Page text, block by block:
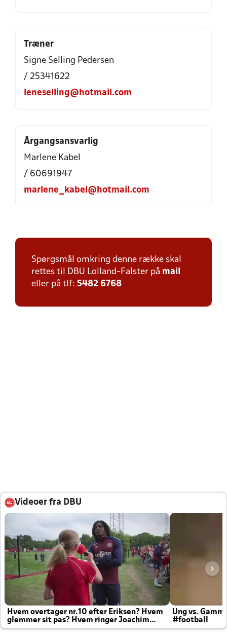
Træner
Signe Selling Pedersen
/ 25341622
leneselling@hotmail.com
Årgangsansvarlig
Marlene Kabel
/ 60691947
marlene_kabel@hotmail.com
Spørgsmål omkring denne række skal
rettes til DBU Lolland-Falster på mail
eller på tlf: 5482 6768
Videoer fra DBU
Hvem overtager nr.10 efter Eriksen? Hvem
glemmer sit pas? Hvem ringer Joachim
altid til efter kampe?
Ung vs.
#football